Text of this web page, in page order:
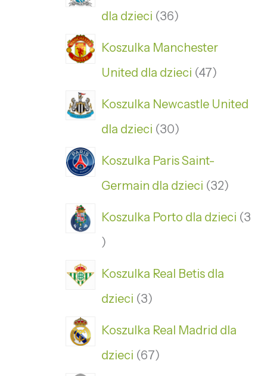
dla dzieci 36
Koszulka Manchester
United dla dzieci 47
Koszulka Newcastle United
dla dzieci 30
Koszulka Paris Saint-
Germain dla dzieci 32
Koszulka Porto dla dzieci 3
Koszulka Real Betis dla
dzieci 3
Koszulka Real Madrid dla
dzieci 67